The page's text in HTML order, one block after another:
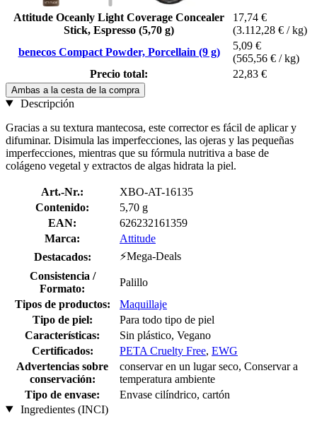
Attitude Oceanly Light Coverage Concealer
Stick, Espresso (5,70 g)
17,74 €
(3.112,28 € / kg)
benecos Compact Powder, Porcellain (9 g)
5,09 €
(565,56 € / kg)
Precio total:
22,83 €
Ambas a la cesta de la compra
Descripción
Gracias a su textura mantecosa, este corrector es fácil de aplicar y
difuminar. Disimula las imperfecciones, las ojeras y las pequeñas
imperfecciones, mientras que su fórmula nutritiva a base de
colágeno vegetal y extractos de algas hidrata la piel.
Art.-Nr.:
XBO-AT-16135
Contenido:
5,70 g
EAN:
626232161359
Marca:
Attitude
Destacados:
⚡Mega-Deals
Consistencia /
Formato:
Palillo
Tipos de productos:
Maquillaje
Tipo de piel:
Para todo tipo de piel
Características:
Sin plástico, Vegano
Certificados:
PETA Cruelty Free, EWG
Advertencias sobre
conservación:
conservar en un lugar seco, Conservar a
temperatura ambiente
Tipo de envase:
Envase cilíndrico, cartón
Ingredientes (INCI)